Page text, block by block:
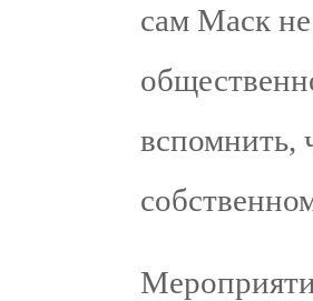
сам Маск
вспомнить,